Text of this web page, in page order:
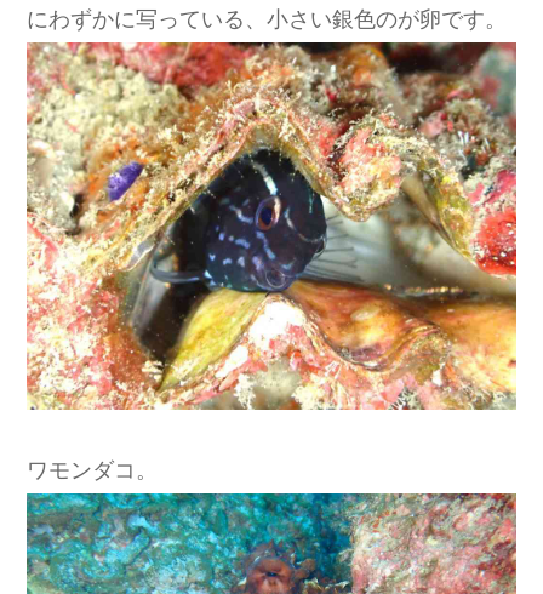
にわずかに写っている、小さい銀色のが卵です。
ワモンダコ。